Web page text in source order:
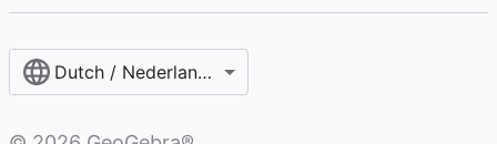
Dutch / Nederlands‎ (België)‎